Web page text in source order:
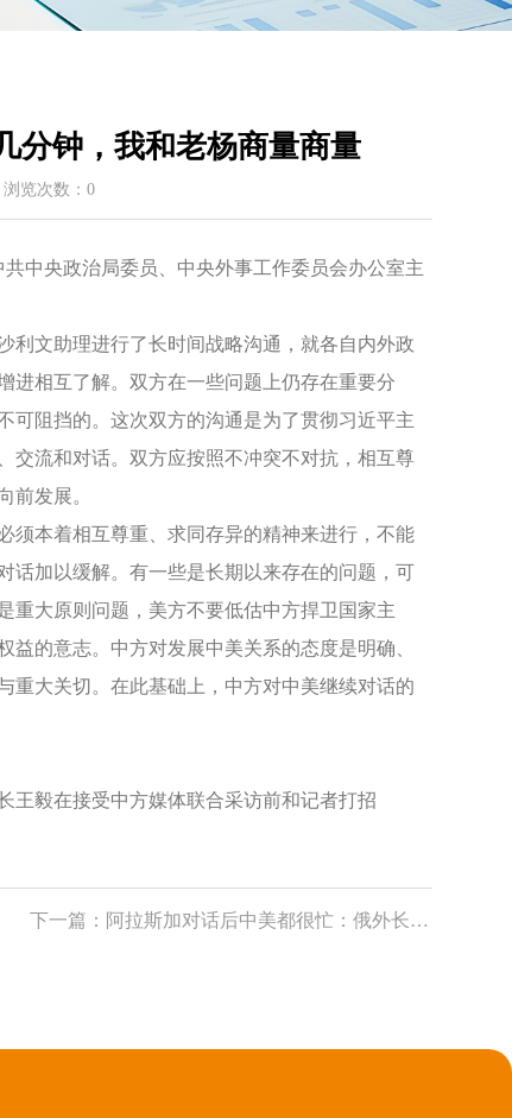
分钟，我和老杨商量商量
览次数： 0
中央政治局委员、中央外事工作委员会办公室主
利文助理进行了长时间战略沟通，就各自内外政
进相互了解。双方在一些问题上仍存在重要分
可阻挡的。这次双方的沟通是为了贯彻习近平主
交流和对话。双方应按照不冲突不对抗，相互尊
前发展。
须本着相互尊重、求同存异的精神来进行，不能
话加以缓解。有一些是长期以来存在的问题，可
重大原则问题，美方不要低估中方捍卫国家主
的意志。中方对发展中美关系的态度是明确、
重大关切。在此基础上，中方对中美继续对话的
王毅在接受中方媒体联合采访前和记者打招
下一篇： 阿拉斯加对话后中美都很忙：俄外长访华协调外交步伐，布林肯赴欧还想谈中俄